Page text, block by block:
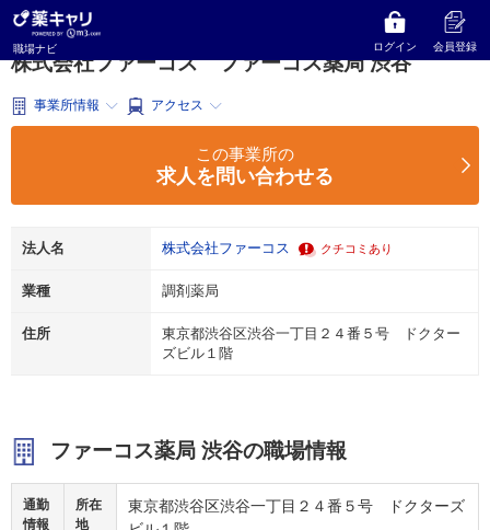
職場ナビ ログイン 会員登録
薬キャリ 職場ナビ
株式会社ファーコス
ファーコス薬局 渋谷
株式会社ファーコス ファーコス薬局 渋谷
事業所情報 アクセス
この事業所の
求人を問い合わせる
法人名 株式会社ファーコス クチコミあり
業種 調剤薬局
住所
東京都渋谷区渋谷一丁目２４番５号 ドクター
ズビル１階
ファーコス薬局 渋谷の職場情報
通勤
情報
所在
地
東京都渋谷区渋谷一丁目２４番５号 ドクターズ